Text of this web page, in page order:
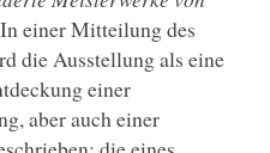
einer Mitteilung des
die Ausstellung als eine
einer
aber auch einer